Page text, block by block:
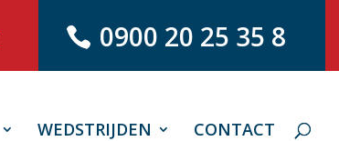
0900 20 25 35 8
WEDSTRIJDEN CONTACT